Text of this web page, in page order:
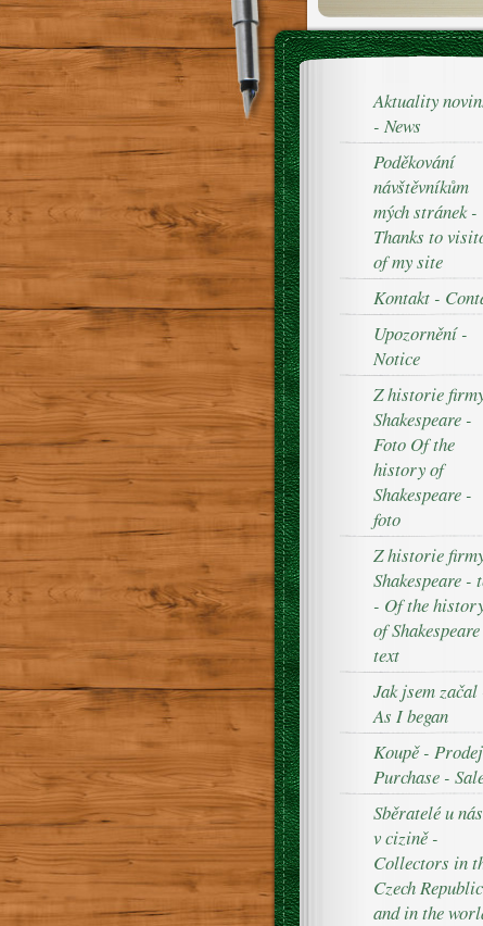
Aktuality
- News
Poděkování
návštěvníkům
mých stránek -
Thanks to
of my site
Kontakt -
Upozornění -
Notice
Z historie
Shakespeare -
Foto Of the
history of
Shakespeare -
foto
Z historie
Shakespeare -
- Of the
of
text
Jak jsem začal
As I began
Koupě -
Purchase -
Sběratelé u
v cizině -
Collectors in
Czech Republic
and in the